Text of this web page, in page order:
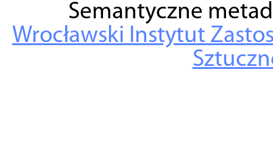
Semantyczne
Wrocławski Instytut